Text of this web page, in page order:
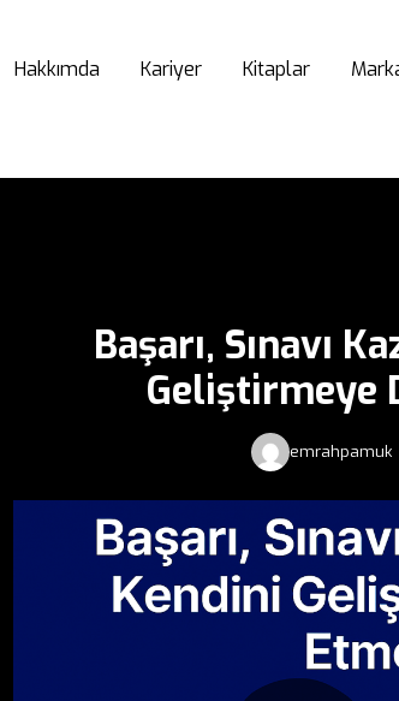
Hakkımda Kariyer Kitaplar
Başarı, Sınavı
Geliştirmeye
emrahpamuk